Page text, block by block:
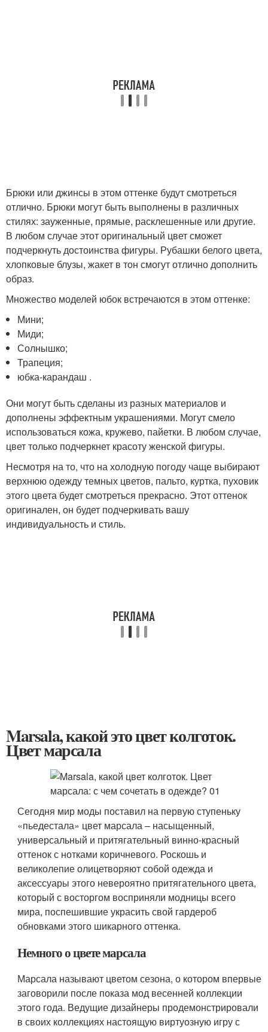
Брюки или джинсы в этом оттенке будут смотреться
отлично. Брюки могут быть выполнены в различных
стилях: зауженные, прямые, расклешенные или другие.
В любом случае этот оригинальный цвет сможет
подчеркнуть достоинства фигуры. Рубашки белого цвета,
хлопковые блузы, жакет в тон смогут отлично дополнить
образ.
Множество моделей юбок встречаются в этом оттенке:
Мини;
Миди;
Солнышко;
Трапеция;
юбка-карандаш .
Они могут быть сделаны из разных материалов и
дополнены эффектным украшениями. Могут смело
использоваться кожа, кружево, пайетки. В любом случае,
цвет только подчеркнет красоту женской фигуры.
Несмотря на то, что на холодную погоду чаще выбирают
верхнюю одежду темных цветов, пальто, куртка, пуховик
этого цвета будет смотреться прекрасно. Этот оттенок
оригинален, он будет подчеркивать вашу
индивидуальность и стиль.
Marsala, какой это цвет колготок.
Цвет марсала
Сегодня мир моды поставил на первую ступеньку
«пьедестала» цвет марсала – насыщенный,
универсальный и притягательный винно-красный
оттенок с нотками коричневого. Роскошь и
великолепие олицетворяют собой одежда и
аксессуары этого невероятно притягательного цвета,
который с восторгом восприняли модницы всего
мира, поспешившие украсить свой гардероб
обновками этого шикарного оттенка.
Немного о цвете марсала
Марсала называют цветом сезона, о котором впервые
заговорили после показа мод весенней коллекции
этого года. Ведущие дизайнеры продемонстрировали
в своих коллекциях настоящую виртуозную игру с